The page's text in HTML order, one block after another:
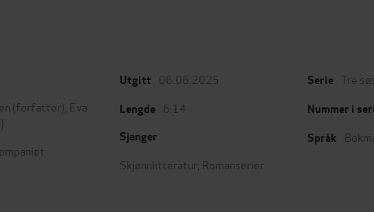
(forfatter), Eva
Utgitt 06.06.2025
Lengde 6:14
Sjanger
Skjønnlitteratur Romanserier
Serie Tre
Nummer i
Språk